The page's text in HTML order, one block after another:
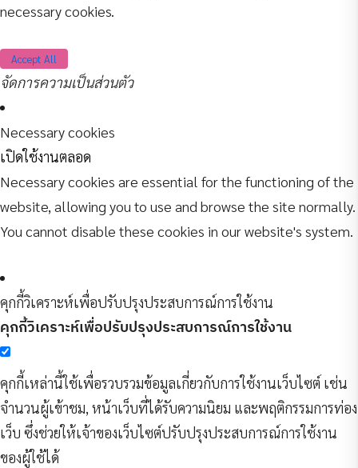
necessary cookies.
Accept All
จัดการความเป็นส่วนตัว
Necessary cookies
เปิดใช้งานตลอด
Necessary cookies are essential for the functioning of the
website, allowing you to use and browse the site normally.
You cannot disable these cookies in our website's system.
คุกกี้วิเคราะห์เพื่อปรับปรุงประสบการณ์การใช้งาน
คุกกี้วิเคราะห์เพื่อปรับปรุงประสบการณ์การใช้งาน
คุกกี้เหล่านี้ใช้เพื่อรวบรวมข้อมูลเกี่ยวกับการใช้งานเว็บไซต์ เช่น
จำนวนผู้เข้าชม, หน้าเว็บที่ได้รับความนิยม และพฤติกรรมการท่อง
เว็บ ซึ่งช่วยให้เจ้าของเว็บไซต์ปรับปรุงประสบการณ์การใช้งาน
ของผู้ใช้ได้